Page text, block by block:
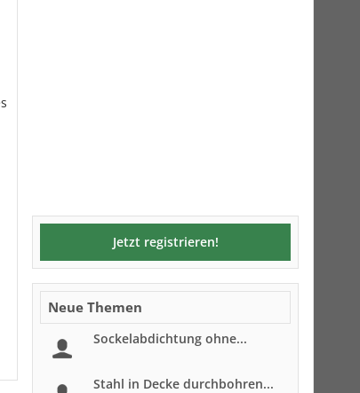
Jetzt registrieren!
Neue Themen
Sockelabdichtung ohne...
Stahl in Decke durchbohren...